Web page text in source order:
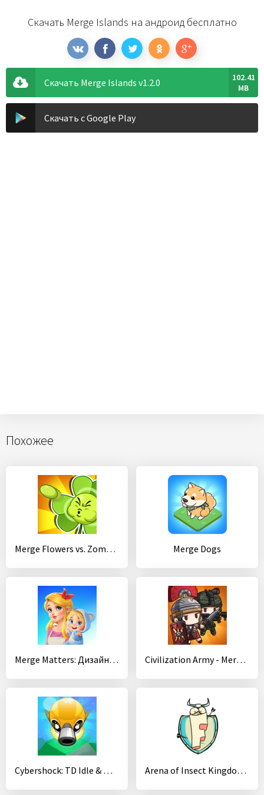
Скачать Merge Islands на андроид бесплатно
Скачать Merge Islands v1.2.0
102.41
MB
Скачать с Google Play
Похожее
Merge Flowers vs. Zombies Merge Dogs
Merge Matters: Дизайн и ремонт дома c загадками Civilization Army - Merge Idle
Cybershock: TD Idle & Merge Arena of Insect Kingdom Knights